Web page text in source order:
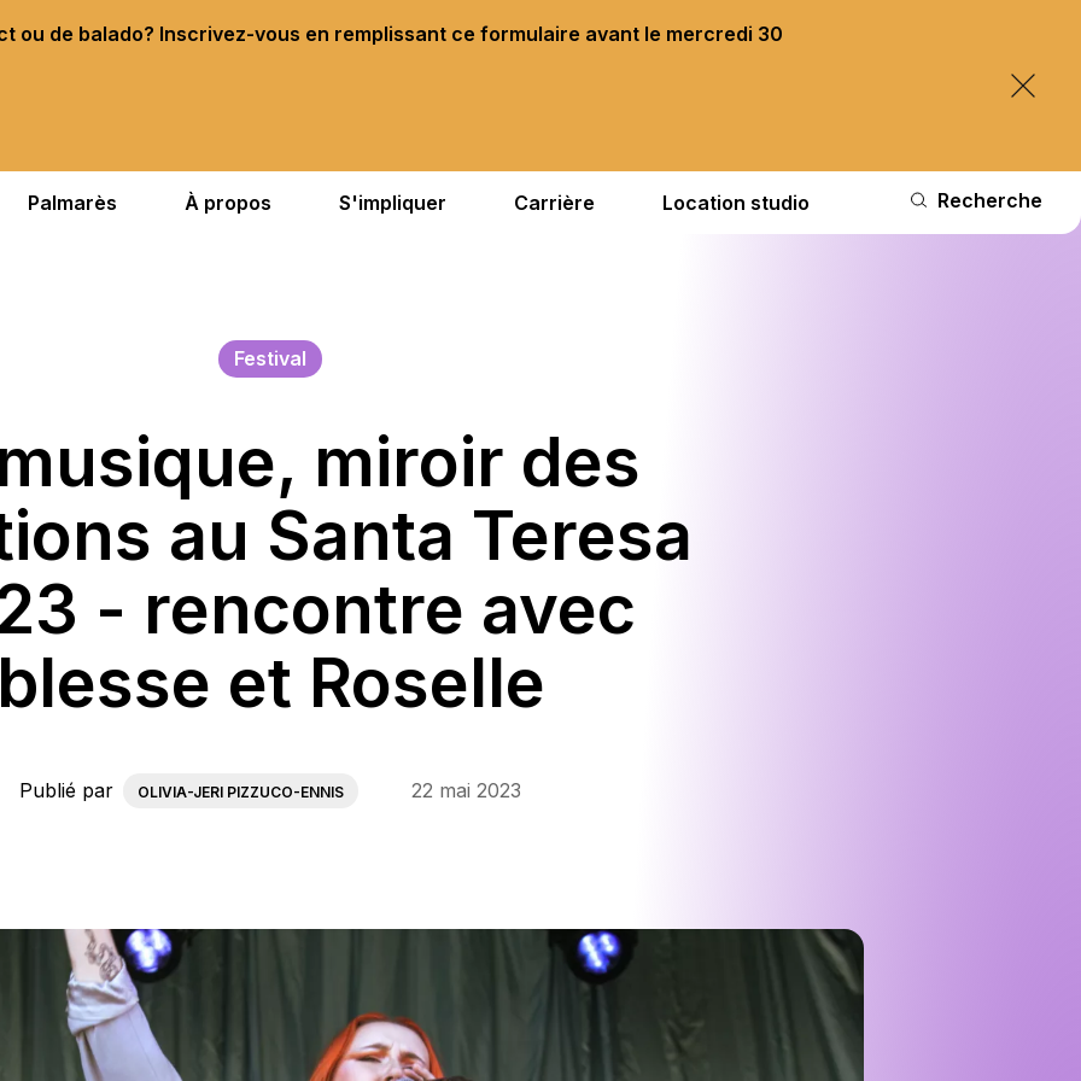
ou de balado? Inscrivez-vous en remplissant ce formulaire avant le mercredi 30
Palmarès À propos S'impliquer Carrière Location studio Recherche
Festival
miroir des
au Santa Teresa
- rencontre avec
et Roselle
Publié par OLIVIA-JERI PIZZUCO-ENNIS 22 mai 2023